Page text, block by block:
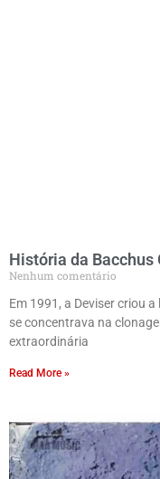
História da Bacchus
Nenhum comentário
Em 1991, a Deviser criou
se concentrava na
extraordinária
Read More »